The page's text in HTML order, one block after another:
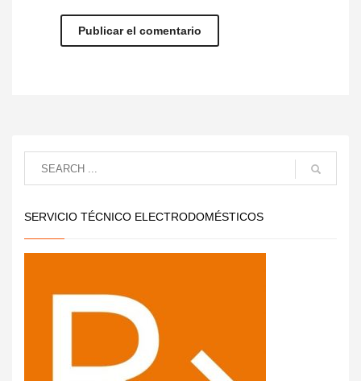
SERVICIO TÉCNICO ELECTRODOMÉSTICOS